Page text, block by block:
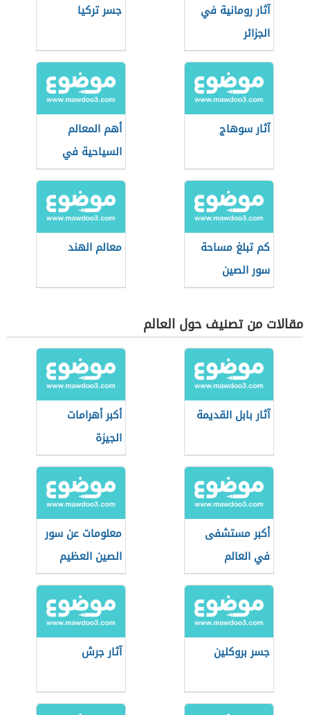
آثار رومانية في
الجزائر
جسر تركيا
آثار سوهاج
أهم المعالم
السياحية في
إسطنبول
كم تبلغ مساحة
سور الصين
العظيم
معالم الهند
مقالات من تصنيف حول العالم
آثار بابل القديمة
أكبر أهرامات
الجيزة
أكبر مستشفى
في العالم
معلومات عن سور
الصين العظيم
جسر بروكلين آثار جرش